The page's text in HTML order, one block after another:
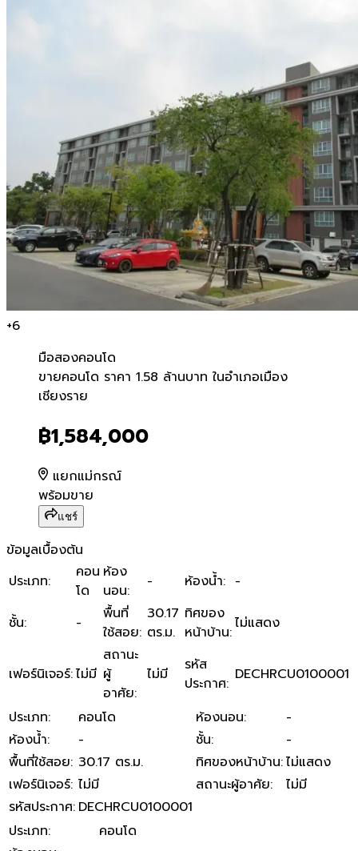
+6
มือสองคอนโด
ขายคอนโด ราคา 1.58 ล้านบ
ขายคอนโด ราคา 1.58 ล้านบาท ในอำเภอเมือง
เชียงราย
฿1,584,000
แยกแม่กรณ์
พร้อมขาย
แชร์
ข้อมูลเบื้องต้น
ประเภท:
คอน
โด
ห้อง
นอน: - ห้องน้ำ: -
ชั้น: -
พื้นที่
ใช้สอย:
30.17
ตร.ม.
ทิศของ
หน้าบ้าน:ไม่แสดง
เฟอร์นิเจอร์:ไม่มี
สถานะ
ผู้
อาศัย:
ไม่มี
รหัส
ประกาศ: DECHRCU0100001
ประเภท: คอนโด ห้องนอน:
-
ห้องน้ำ: - ชั้น:
-
พื้นที่ใช้สอย: 30.17 ตร.ม. ทิศของหน้าบ้าน:ไม่แสดง
เฟอร์นิเจอร์: ไม่มี สถานะผู้อาศัย:
ไม่มี
รหัสประกาศ: DECHRCU0100001
ประเภท:
คอนโด